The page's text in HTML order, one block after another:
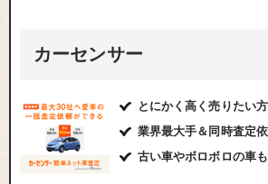
カーセンサー
とにかく高く売りたい
業界最大手＆同時査定
古い車やボロボロの車